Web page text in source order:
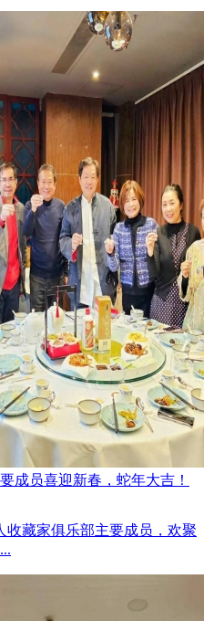
成员喜迎新春，蛇年大吉！
收藏家俱乐部主要成员，欢聚